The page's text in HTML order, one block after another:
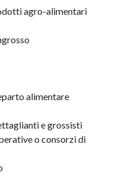
agro-alimentari
alimentare
e grossisti
o consorzi di